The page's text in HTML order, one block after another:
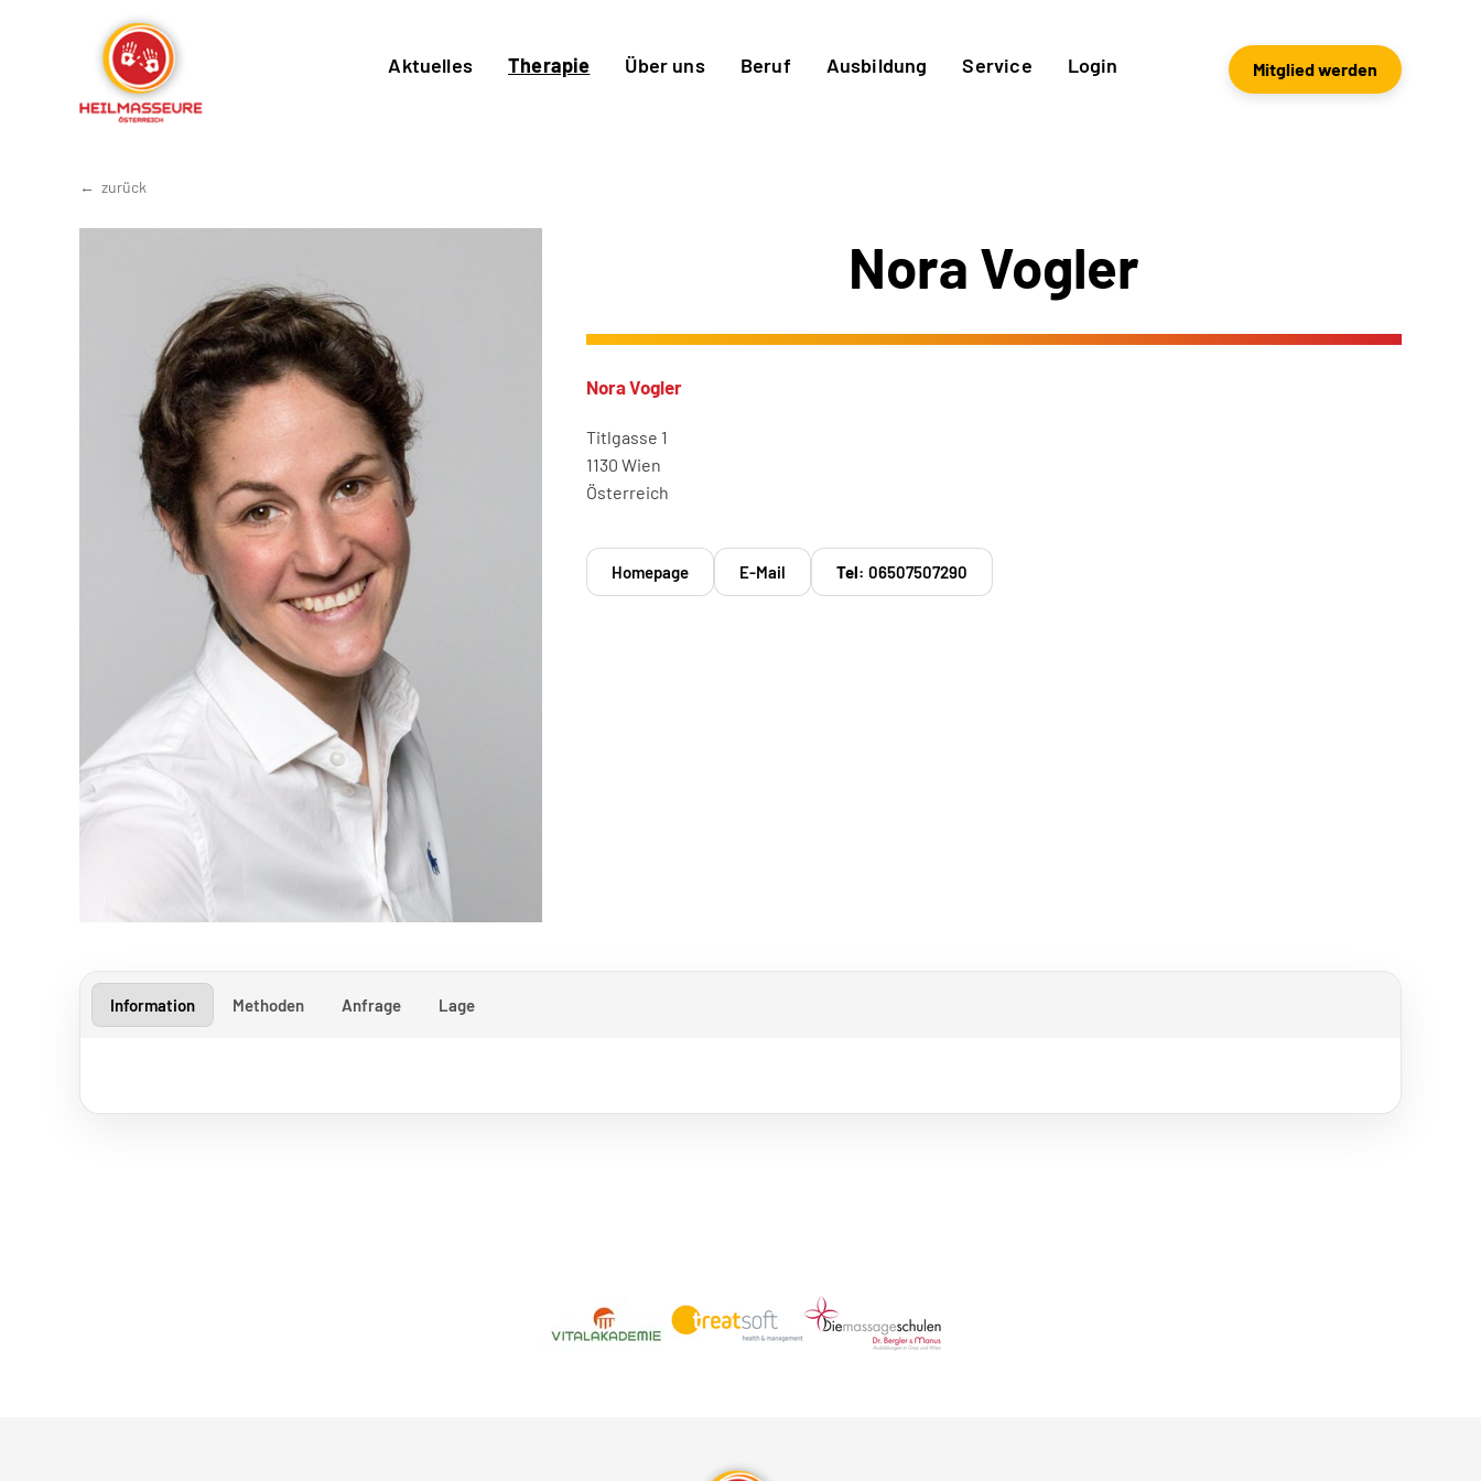
Aktuelles Therapie Über uns Beruf Ausbildung Service Login Mitglied werden
zurück
Nora Vogler
Nora Vogler
Titlgasse 1
1130 Wien
Österreich
Homepage E-Mail Tel: 06507507290
Information Methoden Anfrage Lage